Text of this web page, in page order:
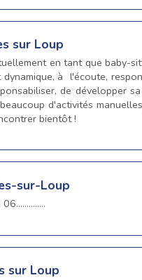
sur Loup
en tant que baby-
à l'écoute,
de développer
d'activités
bientôt !
sur-Loup
sur Loup